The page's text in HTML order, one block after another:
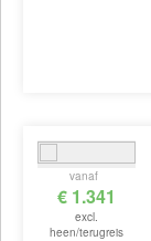
vanaf
€ 1.341
excl.
heen/terugreis